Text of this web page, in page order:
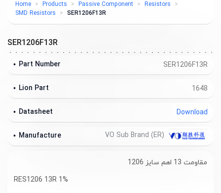
Home Products Passive Component
Resistors
SMD Resistors
SER1206F13R
SER1206F13R
SER1206F13R
Part Number
1648
Lion Part
Download
Datasheet
Manufacture
مقاومت 13 اهم سایز 1206
RES1206 13R 1%